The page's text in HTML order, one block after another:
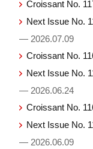
Croissant No.
Next Issue No.
— 2026.07.09
Croissant No.
Next Issue No.
— 2026.06.24
Croissant No.
Next Issue No.
— 2026.06.09